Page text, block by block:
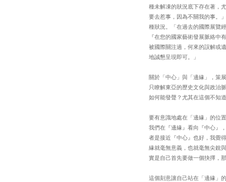
種未解凍的狀況底下存在著，
要去惹事，因為不關我的事。
種狀況。「在過去的國際展覽
『在您的國家藝術發展脈絡中
被國際關注過，何來的誤解或
地誠懇呈現即可。」
關於「中心」與「邊緣」，策
只瞭解東亞的歷史文化與政治
如何能發聲？尤其在這個不知
要有意識地處在「邊緣」的位
我們在『邊緣』看向『中心』
者是接近『中心』也好，我覺
緣就毫無意義，也就毫無尖銳
實是自己首先要做一個抉擇，
這個刻意讓自己站在「邊緣」